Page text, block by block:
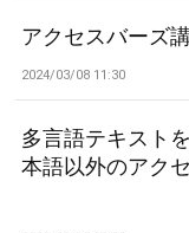
アクセスバーズ
2024/03/08 11:30
多言語テキスト
本語以外のアク